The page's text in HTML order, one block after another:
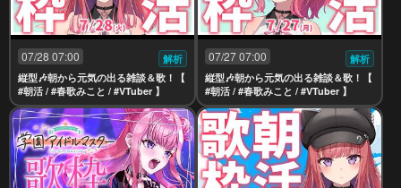
07/28 07:00
解析
縦型🎶朝から元気の出る雑談＆歌！【
#朝活 / #春歌みこと / #VTuber 】
07/27 07:00
解析
縦型🎶朝から元気の出る雑談＆歌！【
#朝活 / #春歌みこと / #VTuber 】